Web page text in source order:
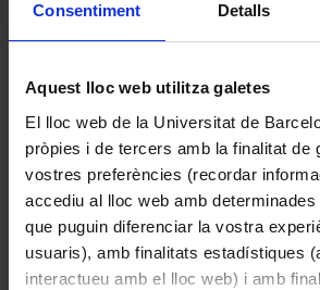
Consentiment Detalls
Aquest lloc web utilitza galetes
El lloc web de la Universitat de
pròpies i de tercers amb la finalitat de
vostres preferències (recordar
accediu al lloc web amb
que puguin diferenciar la vostra
usuaris), amb finalitats estadístiques
interactueu amb el lloc web) i amb
Es col·loca sobre un suport i es
L'instrument està anivellat
bombolla. Quan la bombolla
perfectament centrada, està
mirar per la ullera o ocular,
anivellada la bombolla, la línia
imaginària és exactament
Dosímetre
Desconegut
1960